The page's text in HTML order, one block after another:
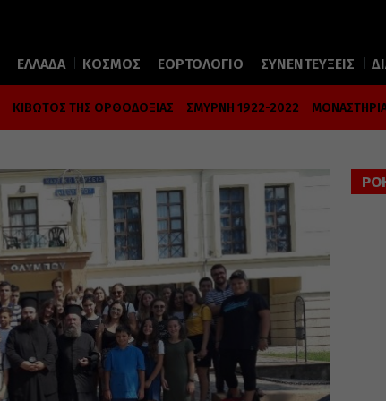
ΕΛΛΑΔΑ ΚΟΣΜΟΣ ΕΟΡΤΟΛΟΓΙΟ ΣΥΝΕΝΤΕΥΞΕΙΣ
ΚΙΒΩΤΟΣ ΤΗΣ ΟΡΘΟΔΟΞΙΑΣ ΣΜΥΡΝΗ 1922-2022